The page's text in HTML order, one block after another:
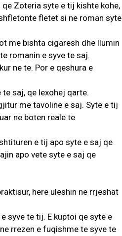
Zoteria syte e tij kishte kohe,
fletet si ne roman syte
me bishta cigaresh dhe llumin
romanin e syve te saj.
ne te. Por e qeshura e
saj, qe lexohej qarte.
me tavoline e saj. Syte e tij
ne boten reale te
e tij apo syte e saj qe
apo vete syte e saj qe
here uleshin ne rrjeshat
syve te tij. E kuptoi qe syte e
rrezen e fuqishme te syve te